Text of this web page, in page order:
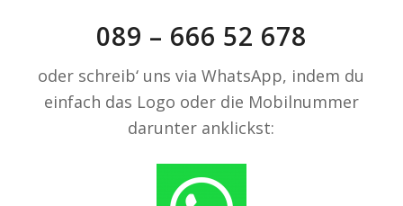
089 – 666 52 678
oder schreib‘ uns via WhatsApp, indem du
einfach das Logo oder die Mobilnummer
darunter anklickst: